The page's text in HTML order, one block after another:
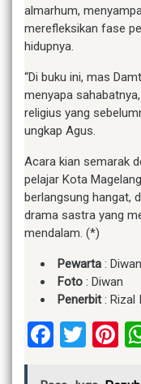
almarhum,
merefleksikan fase
hidupnya.
“Di buku ini, mas
menyapa
religius yang
ungkap Agus.
Acara kian semarak
pelajar Kota
berlangsung hangat,
drama sastra yang
mendalam. (*)
Pewarta :
Foto : Diwan
Penerbit: Rizal